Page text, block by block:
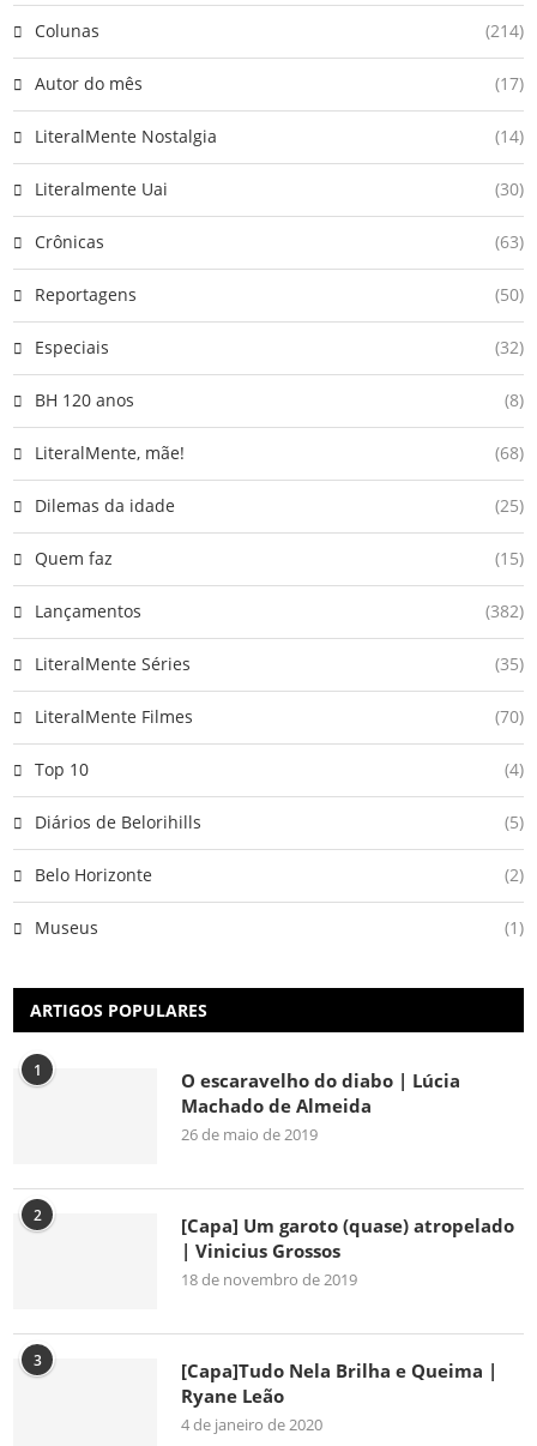
Colunas (214)
Autor do mês (17)
LiteralMente Nostalgia (14)
Literalmente Uai (30)
Crônicas (63)
Reportagens (50)
Especiais (32)
BH 120 anos (8)
LiteralMente, mãe! (68)
Dilemas da idade (25)
Quem faz (15)
Lançamentos (382)
LiteralMente Séries (35)
LiteralMente Filmes (70)
Top 10 (4)
Diários de Belorihills (5)
Belo Horizonte (2)
Museus (1)
ARTIGOS POPULARES
1
O escaravelho do diabo | Lúcia
Machado de Almeida
26 de maio de 2019
2
[Capa] Um garoto (quase) atropelado
| Vinicius Grossos
18 de novembro de 2019
3
[Capa]Tudo Nela Brilha e Queima |
Ryane Leão
4 de janeiro de 2020